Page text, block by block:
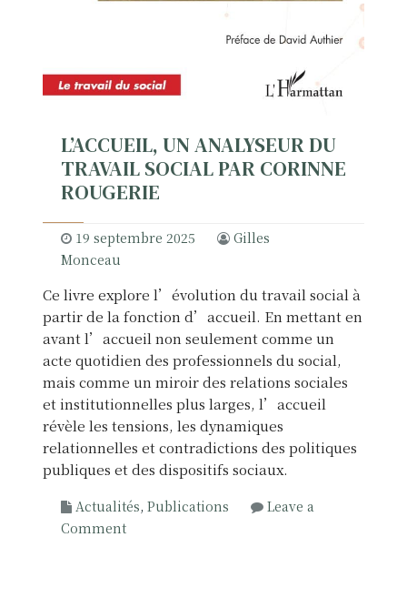
s
p
d
a
g
s
i
n
s
t
i
t
u
t
o
n
s
s
r
c
h
e
r
h
s
p
a
r
t
i
c
i
p
t
i
L’ACCUEIL, UN ANALYSEUR DU
TRAVAIL SOCIAL PAR CORINNE
ROUGERIE
19 septembre 2025
Gilles
Monceau
Ce livre explore l’évolution du travail social à
partir de la fonction d’accueil. En mettant en
avant l’accueil non seulement comme un
acte quotidien des professionnels du social,
mais comme un miroir des relations sociales
et institutionnelles plus larges, l’accueil
révèle les tensions, les dynamiques
relationnelles et contradictions des politiques
publiques et des dispositifs sociaux.
Actualités, Publications
Leave a
Commento